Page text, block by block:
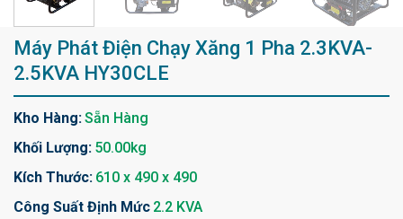
Máy Phát Điện Chạy Xăng 1 Pha 2.3KVA-
2.5KVA HY30CLE
Kho Hàng:Sẵn Hàng
Khối Lượng: 50.00kg
Kích Thước: 610 x 490 x 490
Công Suất Định Mức 2.2 KVA